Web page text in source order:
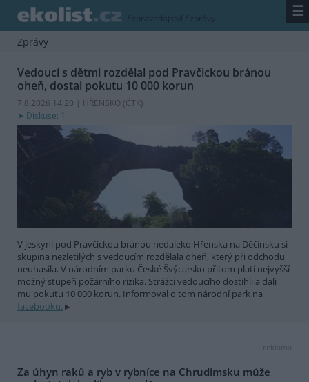
/ zpravodajství / zprávy ☰
Zprávy
Vedoucí s dětmi rozdělal pod Pravčickou bránou
oheň, dostal pokutu 10 000 korun
7.8.2026 14:20 | HŘENSKO (ČTK)
Diskuse: 1
V jeskyni pod Pravčickou bránou nedaleko Hřenska na Děčínsku si
skupina nezletilých s vedoucím rozdělala oheň, který při odchodu
neuhasila. V národním parku České Švýcarsko přitom platí nejvyšší
možný stupeň požárního rizika. Strážci vedoucího dostihli a dali
mu pokutu 10 000 korun. Informoval o tom národní park na
facebooku.
reklama
Za úhyn raků a ryb v rybníce na Chrudimsku může